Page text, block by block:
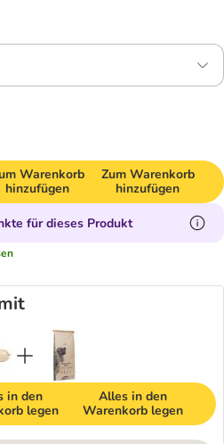
Warenkorb
hinzufügen
Zum Warenkorb
hinzufügen
für dieses Produkt
in den
legen
Alles in den
Warenkorb legen